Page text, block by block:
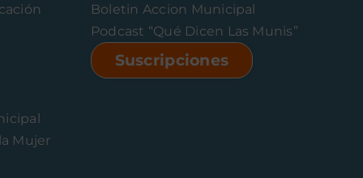
Mujer
Boletin Accion Municipal
Podcast “Qué Dicen Las Munis”
Suscripciones